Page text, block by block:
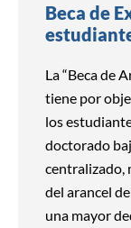
Beca de
La “Beca de
tiene por
los
doctorado
centralizado,
del arancel
una mayor